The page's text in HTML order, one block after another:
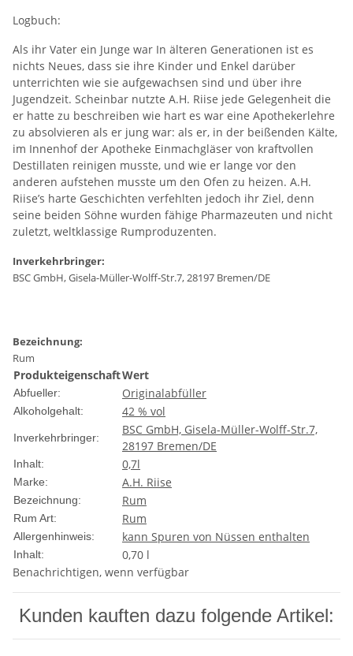
Logbuch:
Als ihr Vater ein Junge war In älteren Generationen ist es
nichts Neues, dass sie ihre Kinder und Enkel darüber
unterrichten wie sie aufgewachsen sind und über ihre
Jugendzeit. Scheinbar nutzte A.H. Riise jede Gelegenheit die
er hatte zu beschreiben wie hart es war eine Apothekerlehre
zu absolvieren als er jung war: als er, in der beißenden Kälte,
im Innenhof der Apotheke Einmachgläser von kraftvollen
Destillaten reinigen musste, und wie er lange vor den
anderen aufstehen musste um den Ofen zu heizen. A.H.
Riise’s harte Geschichten verfehlten jedoch ihr Ziel, denn
seine beiden Söhne wurden fähige Pharmazeuten und nicht
zuletzt, weltklassige Rumproduzenten.
Inverkehrbringer:
BSC GmbH, Gisela-Müller-Wolff-Str.7, 28197 Bremen/DE
Bezeichnung:
Rum
ProdukteigenschaftWert
Abfueller: Originalabfüller
Alkoholgehalt: 42 % vol
Inverkehrbringer:
BSC GmbH, Gisela-Müller-Wolff-Str.7,
28197 Bremen/DE
Inhalt: 0,7l
Marke: A.H. Riise
Bezeichnung: Rum
Rum Art: Rum
Allergenhinweis: kann Spuren von Nüssen enthalten
Inhalt:
0,70 l
Benachrichtigen, wenn verfügbar
Kunden kauften dazu folgende Artikel: